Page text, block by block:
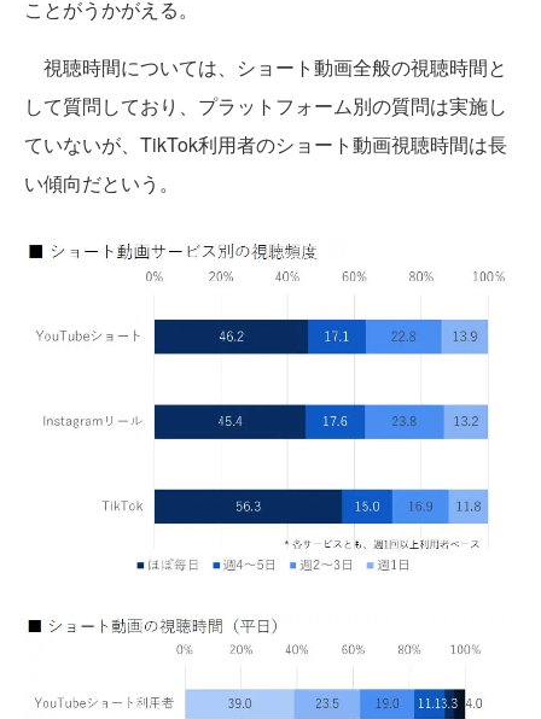
ことがうかがえる。
視聴時間については、ショート動画全般の視聴時間と
して質問しており、プラットフォーム別の質問は実施し
ていないが、TikTok利用者のショート動画視聴時間は長
い傾向だという。